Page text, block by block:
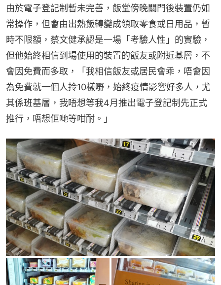
由於電子登記制暫未完善，飯堂傍晚關門後裝置仍如
常操作，但會由出熱飯轉變成領取零食或日用品，暫
時不限額，蔡文健承認是一場「考驗人性」的實驗，
但他始終相信到場使用的裝置的飯友或附近基層，不
會因免費而多取，「我相信飯友或居民會乖，唔會因
為免費就一個人拎10樣嘢，始終疫情影響好多人，尤
其係班基層，我唔想等我4月推出電子登記制先正式
推行，唔想佢哋等咁耐。」